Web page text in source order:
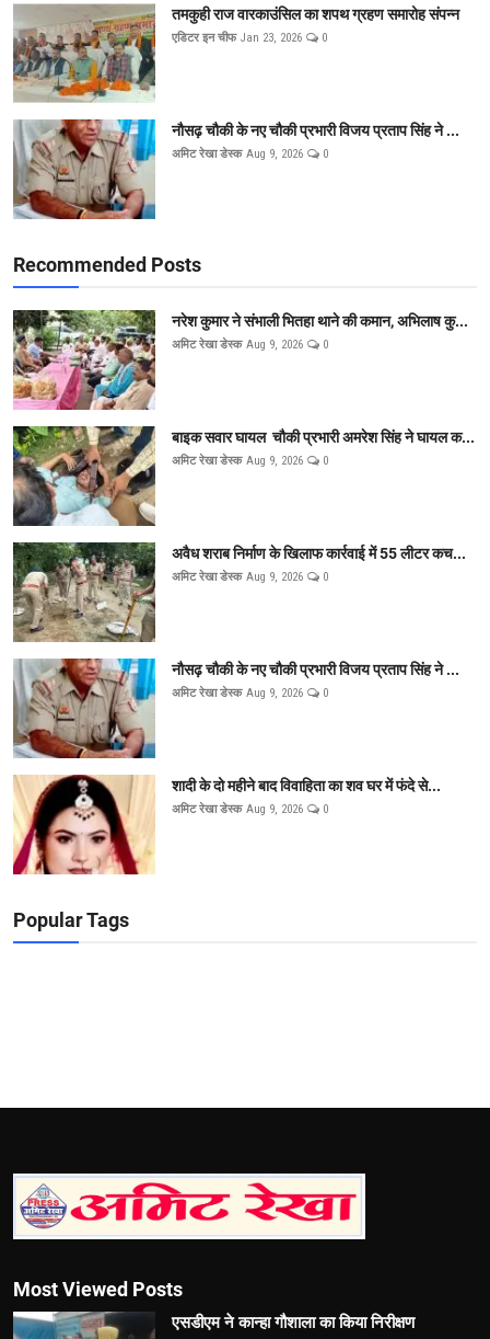
तमकुही राज वारकाउंसिल का शपथ ग्रहण समारोह संपन्न
एडिटर इन चीफ Jan 23, 2026 0
नौसढ़ चौकी के नए चौकी प्रभारी विजय प्रताप सिंह ने ...
अमिट रेखा डेस्क Aug 9, 2026 0
Recommended Posts
नरेश कुमार ने संभाली भितहा थाने की कमान, अभिलाष कु...
अमिट रेखा डेस्क Aug 9, 2026 0
बाइक सवार घायल चौकी प्रभारी अमरेश सिंह ने घायल क...
अमिट रेखा डेस्क Aug 9, 2026 0
अवैध शराब निर्माण के खिलाफ कार्रवाई में 55 लीटर कच...
अमिट रेखा डेस्क Aug 9, 2026 0
नौसढ़ चौकी के नए चौकी प्रभारी विजय प्रताप सिंह ने ...
अमिट रेखा डेस्क Aug 9, 2026 0
शादी के दो महीने बाद विवाहिता का शव घर में फंदे से...
अमिट रेखा डेस्क Aug 9, 2026 0
Popular Tags
Most Viewed Posts
एसडीएम ने कान्हा गौशाला का किया निरीक्षण